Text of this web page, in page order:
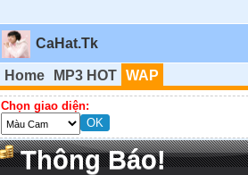
CaHat.Tk
Home MP3 HOT WAP
Chọn giao diện:
Thông Báo!